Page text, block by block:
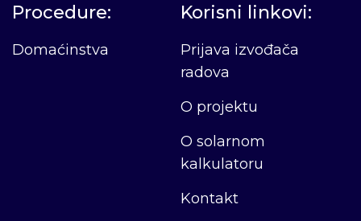
Procedure:
Domaćinstva
Korisni linkovi:
Prijava izvođača
radova
O projektu
O solarnom
kalkulatoru
Kontakt